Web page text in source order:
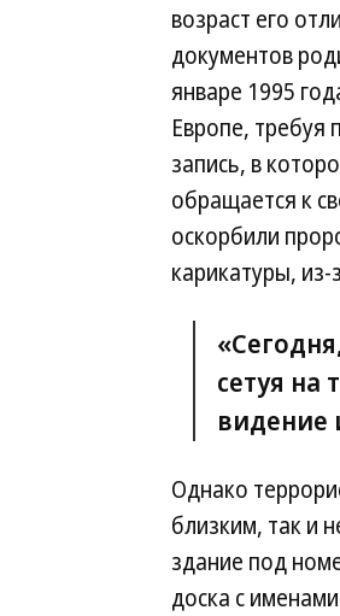
возраст его
документов
январе 1995
Европе, требуя
запись, в
обращается к
оскорбили
карикатуры,
сетуя на
видение
Однако
близким, так и
здание под
доска с